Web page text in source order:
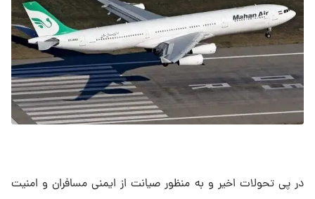
در پی تحولات اخیر و به ‌منظور صیانت از ایمنی مسافران و امنیت